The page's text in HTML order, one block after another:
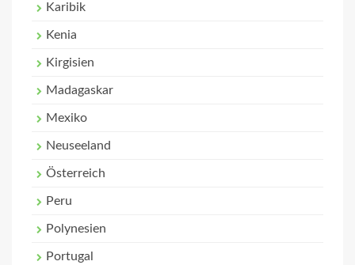
Karibik
Kenia
Kirgisien
Madagaskar
Mexiko
Neuseeland
Österreich
Peru
Polynesien
Portugal